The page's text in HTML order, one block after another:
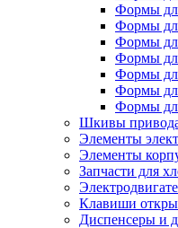
Формы
Формы
Формы
Формы
Формы
Формы
Формы
Шкивы
Элементы
Элементы
Запчасти для
Клавиши
Диспенсеры и